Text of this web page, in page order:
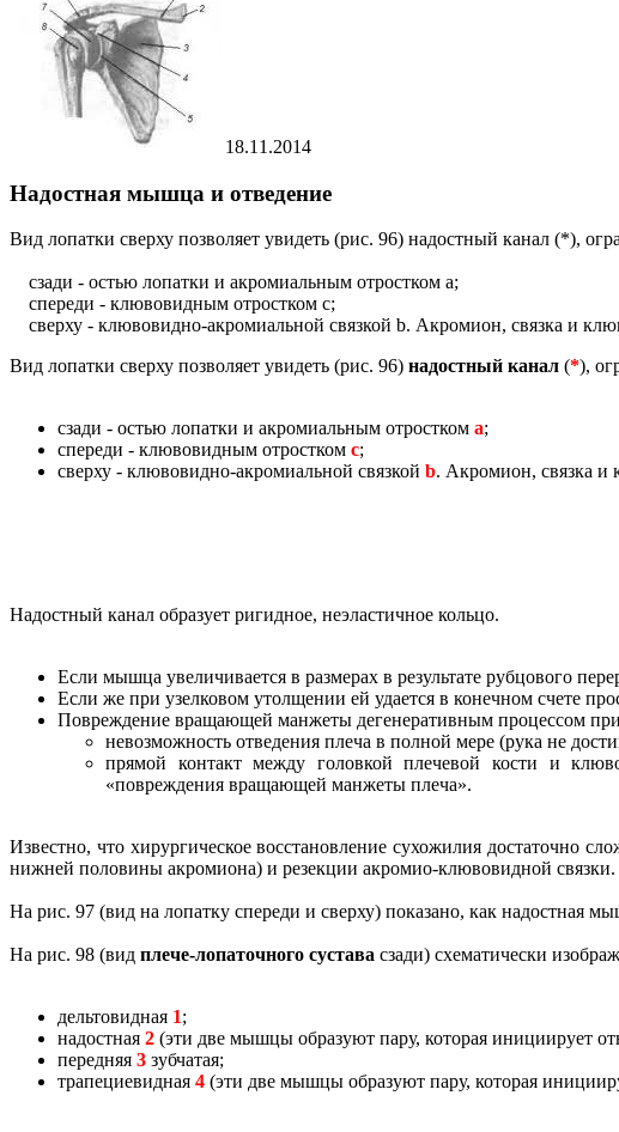
18.11.2014
Надостная мышца и отведение
Вид лопатки сверху позволяет увидеть (рис. 96) надостный канал (*),
сзади - остью лопатки и акромиальным отростком а;
спереди - клювовидным отростком с;
сверху - клювовидно-акромиальной связкой b. Акромион, связка и
Вид лопатки сверху позволяет увидеть (рис. 96) надостный канал (*),
сзади - остью лопатки и акромиальным отростком а;
спереди - клювовидным отростком с;
сверху - клювовидно-акромиальной связкой b. Акромион, связка и
Надостный канал образует ригидное, неэластичное кольцо.
Если мышца увеличивается в размерах в результате рубцового
Если же при узелковом утолщении ей удается в конечном счете
Повреждение вращающей манжеты дегенеративным процессом
невозможность отведения плеча в полной мере (рука не
прямой контакт между головкой плечевой кости и
«повреждения вращающей манжеты плеча».
Известно, что хирургическое восстановление сухожилия достаточно
нижней половины акромиона) и резекции акромио-клювовидной связки.
На рис. 97 (вид на лопатку спереди и сверху) показано, как надостная
На рис. 98 (вид плече-лопаточного сустава сзади) схематически
дельтовидная 1;
надостная 2 (эти две мышцы образуют пару, которая инициирует
передняя 3 зубчатая;
трапециевидная 4 (эти две мышцы образуют пару, которая